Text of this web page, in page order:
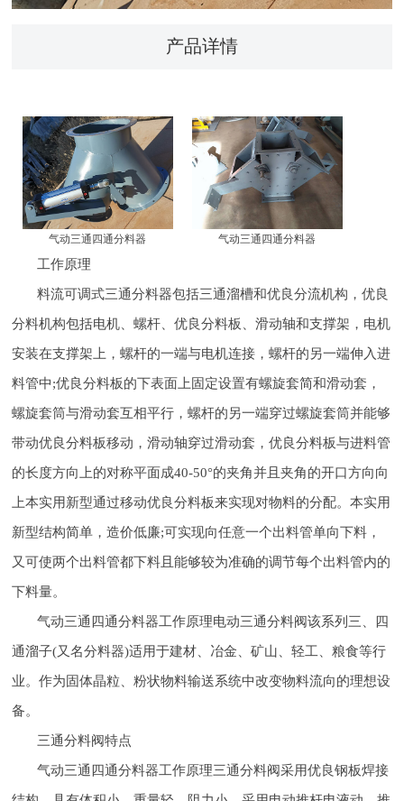
产品详情
气动三通四通分料器 气动三通四通分料器
工作原理
料流可调式三通分料器包括三通溜槽和优良分流机构，优良
分料机构包括电机、螺杆、优良分料板、滑动轴和支撑架，电机
安装在支撑架上，螺杆的一端与电机连接，螺杆的另一端伸入进
料管中;优良分料板的下表面上固定设置有螺旋套简和滑动套，
螺旋套筒与滑动套互相平行，螺杆的另一端穿过螺旋套筒并能够
带动优良分料板移动，滑动轴穿过滑动套，优良分料板与进料管
的长度方向上的对称平面成40-50°的夹角并且夹角的开口方向向
上本实用新型通过移动优良分料板来实现对物料的分配。本实用
新型结构简单，造价低廉;可实现向任意一个出料管单向下料，
又可使两个出料管都下料且能够较为准确的调节每个出料管内的
下料量。
气动三通四通分料器工作原理电动三通分料阀该系列三、四
通溜子(又名分料器)适用于建材、冶金、矿山、轻工、粮食等行
业。作为固体晶粒、粉状物料输送系统中改变物料流向的理想设
备。
三通分料阀特点
气动三通四通分料器工作原理三通分料阀采用优良钢板焊接